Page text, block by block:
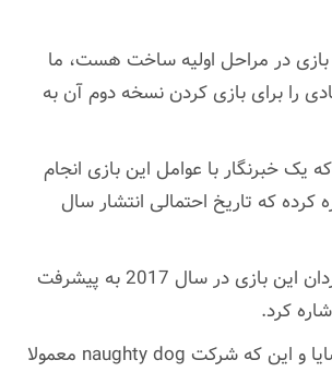
بازی در مراحل اولیه ساخت هست، ما
را برای بازی کردن نسخه دوم آن به
یک خبرنگار با عوامل این بازی انجام
کرده که تاریخ احتمالی انتشار سال
نیل دراکمن، کارگردان این بازی در سال 2017 به پیشرفت
با توجه به این قضایا و این که شرکت naughty dog معمولا